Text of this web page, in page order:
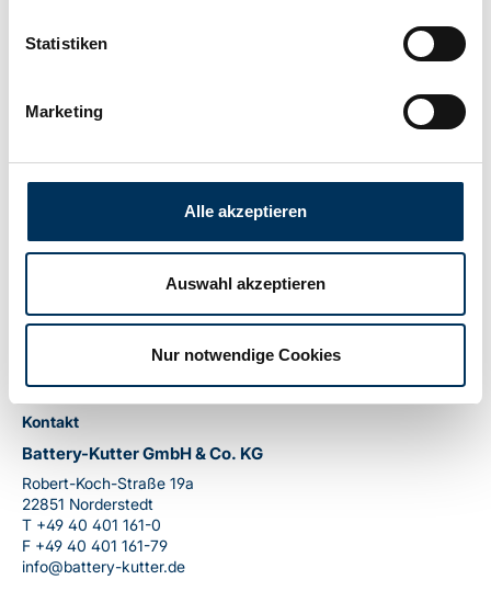
Statistiken
Marketing
Alle akzeptieren
Auswahl akzeptieren
Nur notwendige Cookies
Höhe:
Gewicht: 0,001kg
Kontakt
Battery-Kutter GmbH & Co. KG
Robert-Koch-Straße 19a
22851 Norderstedt
T +49 40 401 161-0
F +49 40 401 161-79
info@battery-kutter.de